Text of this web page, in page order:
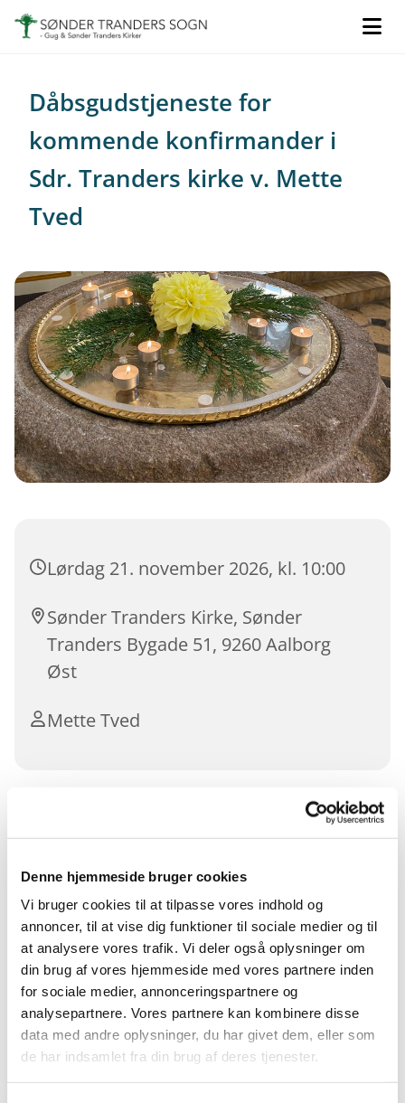
Denne hjemmeside bruger cookies
Vi bruger cookies til at tilpasse vores indhold og
annoncer, til at vise dig funktioner til sociale medier og til
at analysere vores trafik. Vi deler også oplysninger om
din brug af vores hjemmeside med vores partnere inden
for sociale medier, annonceringspartnere og
analysepartnere. Vores partnere kan kombinere disse
data med andre oplysninger, du har givet dem, eller som
de har indsamlet fra din brug af deres tjenester.
Dåbsgudstjeneste for
kommende konfirmander i
Sdr. Tranders kirke v. Mette
Tved
Lørdag 21. november 2026, kl. 10:00
Sønder Tranders Kirke, Sønder
Tranders Bygade 51, 9260 Aalborg
Øst
Mette Tved